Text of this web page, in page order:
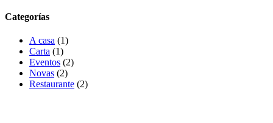
Categorías
A casa (1)
Carta (1)
Eventos (2)
Novas (2)
Restaurante (2)